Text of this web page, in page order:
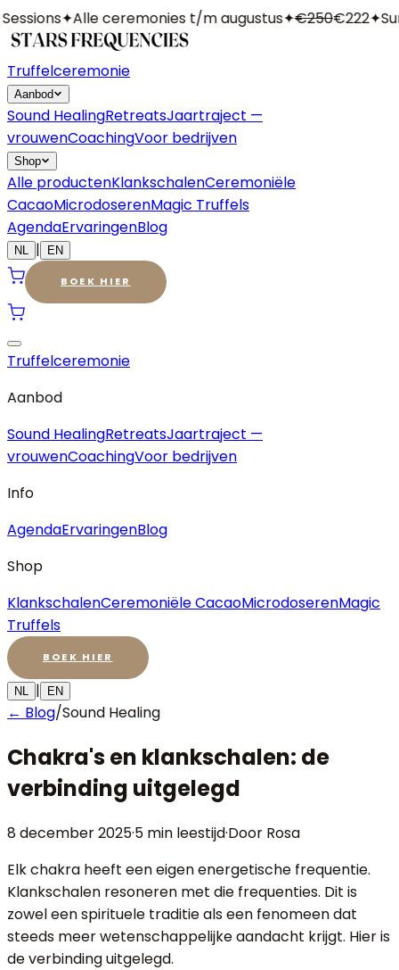
✦Alle ceremonies t/m augustus✦€250€222✦
Truffelceremonie
Aanbod
Sound HealingRetreatsJaartraject —
vrouwenCoachingVoor bedrijven
Shop
Alle productenKlankschalenCeremoniële
CacaoMicrodoserenMagic Truffels
AgendaErvaringenBlog
NL | EN
BOEK HIER
Truffelceremonie
Aanbod
Sound HealingRetreatsJaartraject —
vrouwenCoachingVoor bedrijven
Info
AgendaErvaringenBlog
Shop
KlankschalenCeremoniële CacaoMicrodoserenMagic
Truffels
BOEK HIER
NL | EN
← Blog/Sound Healing
Chakra's en klankschalen: de
verbinding uitgelegd
8 december 2025·5 min leestijd·Door Rosa
Elk chakra heeft een eigen energetische frequentie.
Klankschalen resoneren met die frequenties. Dit is
zowel een spirituele traditie als een fenomeen dat
steeds meer wetenschappelijke aandacht krijgt. Hier is
de verbinding uitgelegd.